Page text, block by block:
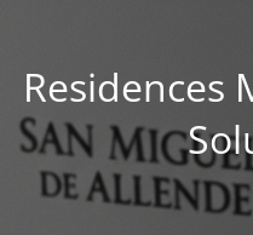
Residences